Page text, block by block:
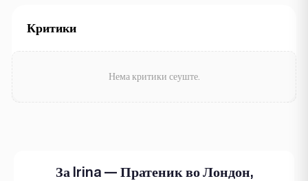
Критики
Нема критики сеуште.
За Irina — Пратеник во Лондон,